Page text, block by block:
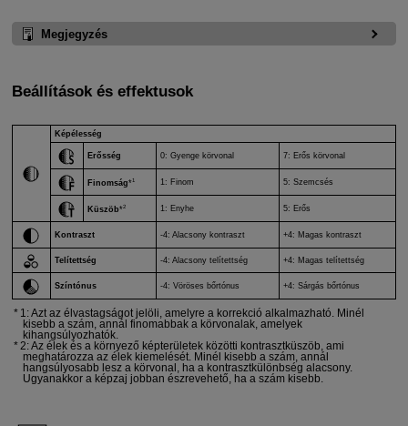
Megjegyzés
Beállítások és effektusok
Képélesség
Erősség 0: Gyenge körvonal 7: Erős körvonal
Finomság*1 1: Finom 5: Szemcsés
Küszöb*2 1: Enyhe 5: Erős
Kontraszt -4: Alacsony kontraszt +4: Magas kontraszt
Telítettség -4: Alacsony telítettség +4: Magas telítettség
Színtónus -4: Vöröses bőrtónus +4: Sárgás bőrtónus
1: Azt az élvastagságot jelöli, amelyre a korrekció alkalmazható. Minél
kisebb a szám, annál finomabbak a körvonalak, amelyek
kihangsúlyozhatók.
2: Az élek és a környező képterületek közötti kontrasztküszöb, ami
meghatározza az élek kiemelését. Minél kisebb a szám, annál
hangsúlyosabb lesz a körvonal, ha a kontrasztkülönbség alacsony.
Ugyanakkor a képzaj jobban észrevehető, ha a szám kisebb.